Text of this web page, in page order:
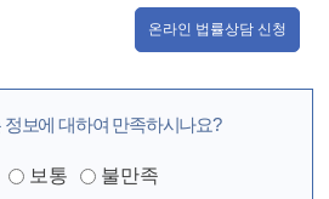
온라인 법률상담 신청
보에 대하여 만족하시나요?
보통
불만족